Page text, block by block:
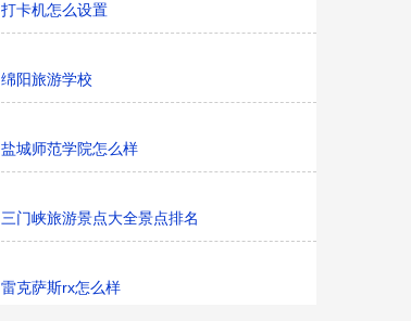
打卡机怎么设置
绵阳旅游学校
盐城师范学院怎么样
三门峡旅游景点大全景点排名
雷克萨斯rx怎么样